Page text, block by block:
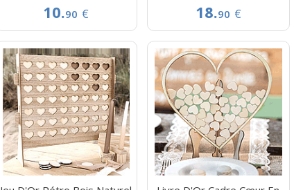
10.90 € 18.90 €